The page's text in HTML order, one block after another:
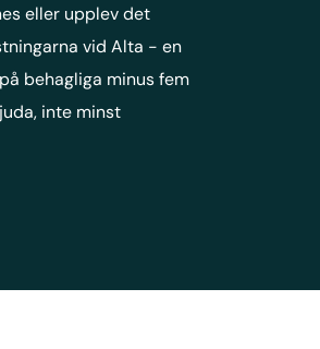
eller upplev det
vid Alta - en
behagliga minus fem
inte minst